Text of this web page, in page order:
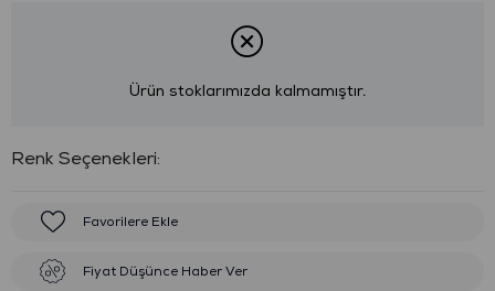
Ürün stoklarımızda kalmamıştır.
:
Favorilere Ekle
Fiyat Düşünce Haber Ver